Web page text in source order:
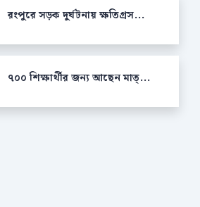
রংপুরে সড়ক দুর্ঘটনায় ক্ষতিগ্রস...
৭০০ শিক্ষার্থীর জন্য আছেন মাত্...